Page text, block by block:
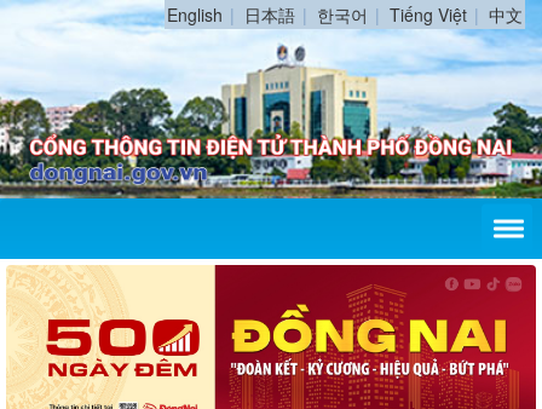
English 日本語 한국어 Tiếng Việt 中文